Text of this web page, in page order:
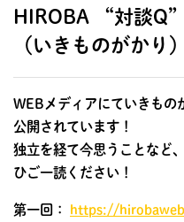
HIROBA “対談
（いきものがかり
WEBメディアにていきもの
公開されています！
独立を経て今思うことなど
ひご一読ください！
第一回： https://